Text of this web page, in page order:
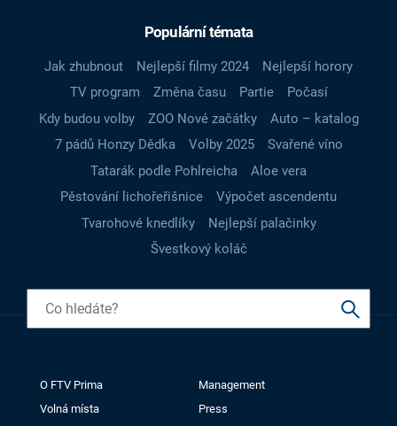
Populární témata
Jak zhubnout Nejlepší filmy 2024
Nejlepší horory
TV program
Změna času Partie
Počasí
Kdy budou volby
ZOO Nové začátky
Auto – katalog
7 pádů Honzy Dědka
Volby 2025
Svařené víno
Tatarák podle Pohlreicha
Aloe vera
Pěstování lichořeřišnice
Výpočet ascendentu
Tvarohové knedlíky
Nejlepší palačinky
Švestkový koláč
O FTV Prima
Management
Volná místa
Press